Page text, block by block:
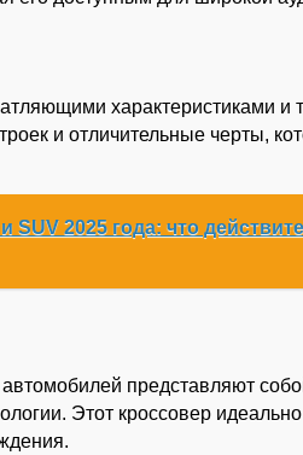
характеристиками
и отличительные черты,
SUV 2025 года: что
представляют
Этот кроссовер